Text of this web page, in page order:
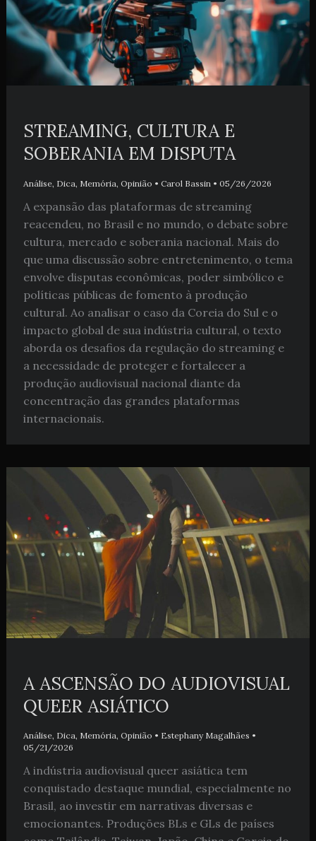
STREAMING, CULTURA E
SOBERANIA EM DISPUTA
Análise, Dica Memória Opinião • Carol Bassin • 05/26/2026
A expansão das plataformas de streaming
reacendeu, no Brasil e no mundo, o debate sobre
cultura, mercado e soberania nacional. Mais do
que uma discussão sobre entretenimento, o tema
envolve disputas econômicas, poder simbólico e
políticas públicas de fomento à produção
cultural. Ao analisar o caso da Coreia do Sul e o
impacto global de sua indústria cultural, o texto
aborda os desafios da regulação do streaming e
a necessidade de proteger e fortalecer a
produção audiovisual nacional diante da
concentração das grandes plataformas
internacionais.
A ASCENSÃO DO AUDIOVISUAL
QUEER ASIÁTICO
Análise, Dica, Memória, Opinião • Estephany Magalhães •
05/21/2026
A indústria audiovisual queer asiática tem
conquistado destaque mundial, especialmente no
Brasil, ao investir em narrativas diversas e
emocionantes. Produções BLs e GLs de países